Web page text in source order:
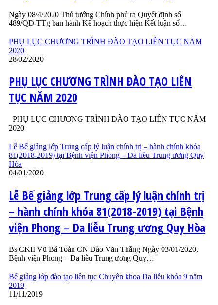
Ngày 08/4/2020 Thủ tướng Chính phủ ra Quyết định số
489/QĐ-TTg ban hành Kế hoạch thực hiện Kết luận số…
PHỤ LỤC CHƯƠNG TRÌNH ĐÀO TẠO LIÊN TỤC NĂM
2020
28/02/2020
PHỤ LỤC CHƯƠNG TRÌNH ĐÀO TẠO LIÊN
TỤC NĂM 2020
PHỤ LỤC CHƯƠNG TRÌNH ĐÀO TẠO LIÊN TỤC NĂM
2020
Lễ Bế giảng lớp Trung cấp lý luận chính trị – hành chính khóa
81(2018-2019) tại Bệnh viện Phong – Da liễu Trung ương Quy
Hòa
04/01/2020
Lễ Bế giảng lớp Trung cấp lý luận chính trị
– hành chính khóa 81(2018-2019) tại Bệnh
viện Phong – Da liễu Trung ương Quy Hòa
Bs CKII Vũ Bá Toản CN Đào Văn Thắng Ngày 03/01/2020,
Bệnh viện Phong – Da liễu Trung ương Quy…
Bế giảng lớp đào tạo liên tục Chuyên khoa Da liễu khóa 9 năm
2019
11/11/2019